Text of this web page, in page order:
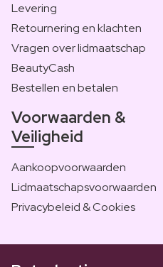
Levering
Retournering en klachten
Vragen over lidmaatschap
BeautyCash
Bestellen en betalen
Voorwaarden &
Veiligheid
Aankoopvoorwaarden
Lidmaatschapsvoorwaarden
Privacybeleid & Cookies